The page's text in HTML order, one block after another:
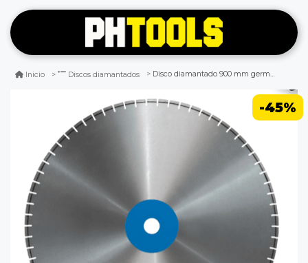
Inicio Discos diamantados Disco diamantado 900 mm germany wb-120 muro
-45%